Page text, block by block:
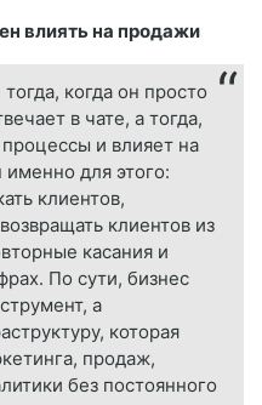
влиять на продажи
когда он просто
в чате, а тогда,
и влияет на
именно для этого:
клиентов,
клиентов из
касания и
По сути, бизнес
а
которая
продаж,
без постоянного